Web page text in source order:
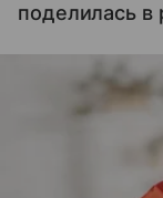
поделилась в